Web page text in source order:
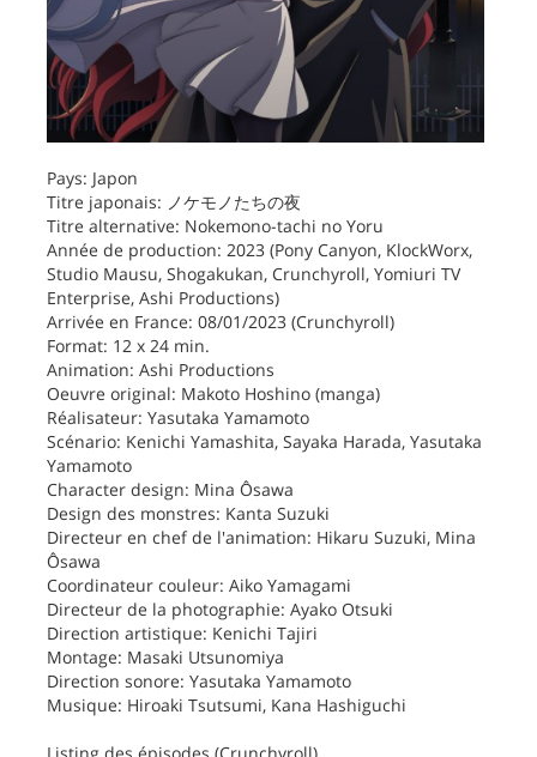
Pays: Japon
Titre japonais: ノケモノたちの夜
Titre alternative: Nokemono-tachi no Yoru
Année de production: 2023 (Pony Canyon, KlockWorx,
Studio Mausu, Shogakukan, Crunchyroll, Yomiuri TV
Enterprise, Ashi Productions)
Arrivée en France: 08/01/2023 (Crunchyroll)
Format: 12 x 24 min.
Animation: Ashi Productions
Oeuvre original: Makoto Hoshino (manga)
Réalisateur: Yasutaka Yamamoto
Scénario: Kenichi Yamashita, Sayaka Harada, Yasutaka
Yamamoto
Character design: Mina Ôsawa
Design des monstres: Kanta Suzuki
Directeur en chef de l'animation: Hikaru Suzuki, Mina
Ôsawa
Coordinateur couleur: Aiko Yamagami
Directeur de la photographie: Ayako Otsuki
Direction artistique: Kenichi Tajiri
Montage: Masaki Utsunomiya
Direction sonore: Yasutaka Yamamoto
Musique: Hiroaki Tsutsumi, Kana Hashiguchi